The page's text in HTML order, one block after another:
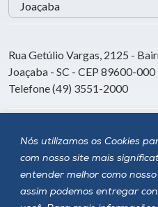
Nós utilizamos os Cookies
com nosso site mais
entender melhor como
assim podemos entregar
Rua Getúlio Vargas, 2125 -
Joaçaba - SC - CEP 89600-000
Telefone (49) 3551-2000
Siga a Unoesc